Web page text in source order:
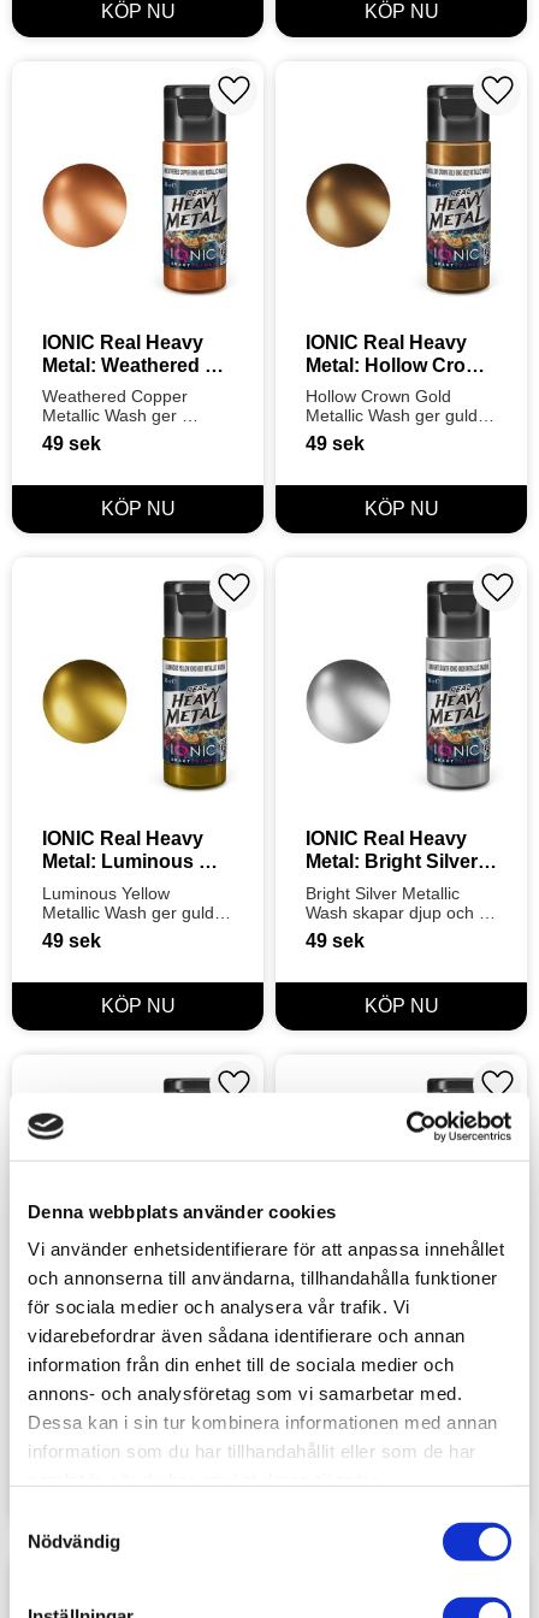
Denna webbplats använder cookies
Vi använder enhetsidentifierare för att anpassa innehållet
och annonserna till användarna, tillhandahålla funktioner
för sociala medier och analysera vår trafik. Vi
vidarebefordrar även sådana identifierare och annan
information från din enhet till de sociala medier och
annons- och analysföretag som vi samarbetar med.
Dessa kan i sin tur kombinera informationen med annan
information som du har tillhandahållit eller som de har
Nödvändig
definition.
IONIC Real Heavy
Metal: Weathered
Copper Metallic
Wash (20ml)
Weathered Copper
Metallic Wash ger
koppar och brons ett
realistiskt, väderbitet
stegssystem för perfekt
metallisk definition.
49 sek
Lägg till i favoriter
IONIC Real Heavy
Metal: Hollow Crown
Gold Metallic Wash
(20ml)
Hollow Crown Gold
Metallic Wash ger guld
och mässing ett
majestätiskt, dämpat
stegssystem för perfekt
metallisk definition.
49 sek
IONIC Real Heavy
Metal: Luminous
Yellow Metallic
Wash (20ml)
Luminous Yellow
Metallic Wash ger guld
och varma metaller ett
lysande djup och
perfekt lyster.
49 sek
Lägg till i favoriter
IONIC Real Heavy
Metal: Bright Silver
Metallic Wash (20ml)
Bright Silver Metallic
Wash skapar djup och
definition i silverdetaljer
utan att dämpa lystern.
49 sek
IONIC Real Heavy
Metal: Burnished
Burnished Metal Base
ger dina miniatyrer en
djup, polerad och mörk
stålton. En
basfärg från Ionics 3-
Lägg till i favoriter
IONIC Real Heavy
Metal: Tarnished
Tarnished Metal Base
mörk, oxiderad
metallfinish. En
basfärg från Ionics 3-
49